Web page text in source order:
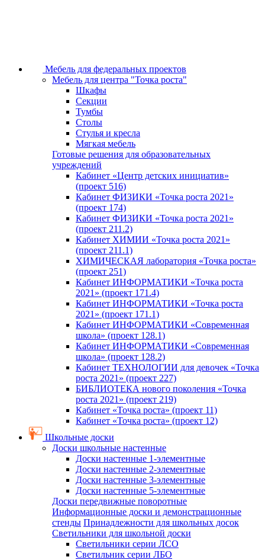
Мебель для федеральных проектов
Мебель для центра "Точка роста"
Шкафы
Секции
Тумбы
Столы
Стулья и кресла
Мягкая мебель
Готовые решения для образовательных
учреждений
Кабинет «Центр детских инициатив»
(проект 516)
Кабинет ФИЗИКИ «Точка роста 2021»
(проект 174)
Кабинет ФИЗИКИ «Точка роста 2021»
(проект 211.2)
Кабинет ХИМИИ «Точка роста 2021»
(проект 211.1)
ХИМИЧЕСКАЯ лаборатория «Точка роста»
(проект 251)
Кабинет ИНФОРМАТИКИ «Точка роста
2021» (проект 171.4)
Кабинет ИНФОРМАТИКИ «Точка роста
2021» (проект 171.1)
Кабинет ИНФОРМАТИКИ «Современная
школа» (проект 128.1)
Кабинет ИНФОРМАТИКИ «Современная
школа» (проект 128.2)
Кабинет ТЕХНОЛОГИИ для девочек «Точка
роста 2021» (проект 227)
БИБЛИОТЕКА нового поколения «Точка
роста 2021» (проект 219)
Кабинет «Точка роста» (проект 11)
Кабинет «Точка роста» (проект 12)
Школьные доски
Доски школьные настенные
Доски настенные 1-элементные
Доски настенные 2-элементные
Доски настенные 3-элементные
Доски настенные 5-элементные
Доски передвижные поворотные
Информационные доски и демонстрационные
стенды Принадлежности для школьных досок
Светильники для школьной доски
Светильники серии ЛСО
Светильник серии ЛБО